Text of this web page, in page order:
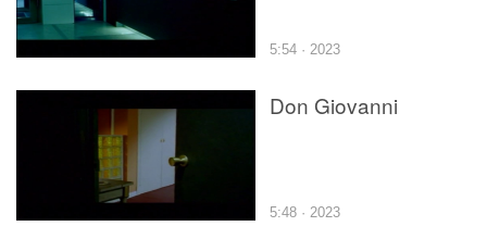
5:54 · 2023
Don Giovanni
5:48 · 2023